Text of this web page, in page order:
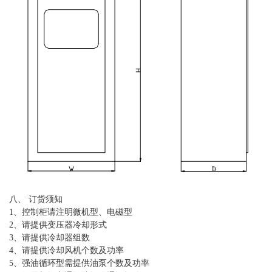
八、 订货须知
1、控制柜请注明微机型、电磁型
2、请提供变压器冷却形式
3、请提供冷却器组数
4、请提供冷却风机个数及功率
5、强油循环型需提供油泵个数及功率